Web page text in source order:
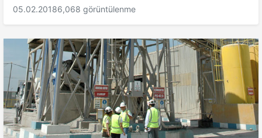
05.02.20186,068 görüntülenme